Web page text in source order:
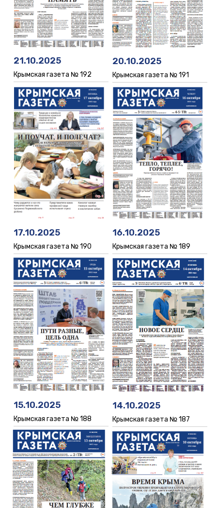
21.10.2025
Крымская газета № 192
20.10.2025
Крымская газета № 191
17.10.2025
Крымская газета № 190
16.10.2025
Крымская газета № 189
15.10.2025
Крымская газета № 188
14.10.2025
Крымская газета № 187